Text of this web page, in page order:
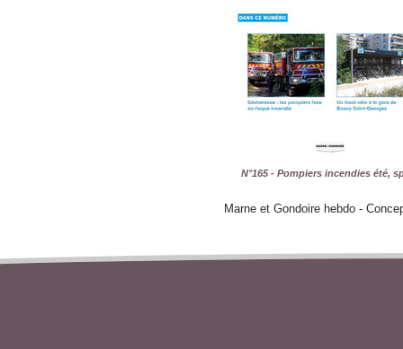
N°165 - Pompiers incendies été,
Marne et Gondoire hebdo -